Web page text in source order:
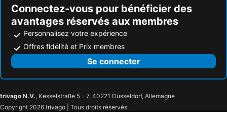
Connectez-vous pour bénéficier des
avantages réservés aux membres
Personnalisez votre expérience
Offres fidélité et Prix membres
Se connecter
trivago N.V., Kesselstraße 5 – 7, 40221 Düsseldorf, Allemagne
Copyright 2026 trivago | Tous droits réservés.